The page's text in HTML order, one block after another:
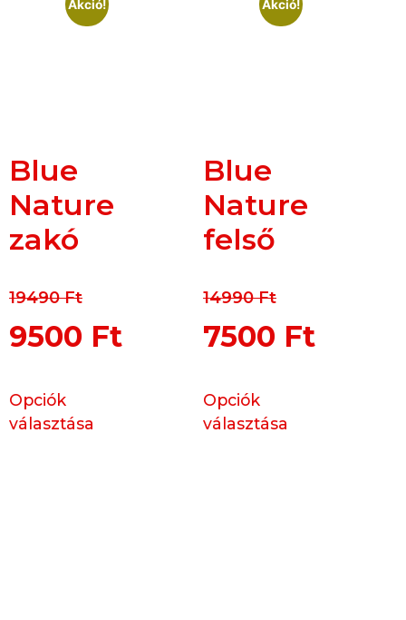
Akció!
Blue
Nature
zakó
19490Ft
9500 Ft
Opciók
választása
Akció!
Blue
Nature
felső
14990Ft
7500 Ft
Opciók
választása